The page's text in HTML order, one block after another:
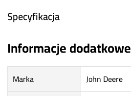
Specyfikacja
Informacje dodatkowe
Marka
John Deere